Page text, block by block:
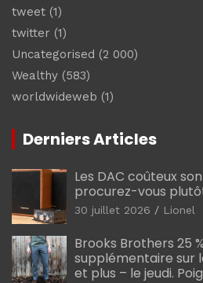
tweet (1)
twitter (1)
Uncategorised (2 000)
Wealthy (583)
worldwideweb (1)
Derniers Articles
Les DAC coûteux
procurez-vous
30 juillet 2026 Lionel
Brooks Brothers 25
supplémentaire sur
et plus – le jeudi.